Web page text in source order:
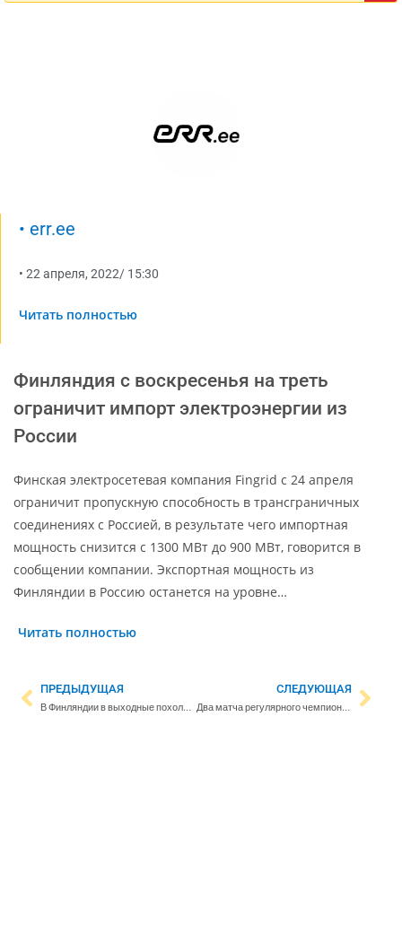
• err.ee
• 22 апреля, 2022/ 15:30
Читать полностью
Финляндия с воскресенья на треть
ограничит импорт электроэнергии из
России
Финская электросетевая компания Fingrid с 24 апреля
ограничит пропускную способность в трансграничных
соединениях с Россией, в результате чего импортная
мощность снизится с 1300 МВт до 900 МВт, говорится в
сообщении компании. Экспортная мощность из
Финляндии в Россию останется на уровне…
Читать полностью
ПРЕДЫДУЩАЯ
В Финляндии в выходные похолодает – на Первомай ожидаются дожди и снегопады
СЛЕДУЮЩАЯ
Два матча регулярного чемпионата НХЛ пройдут в Европе